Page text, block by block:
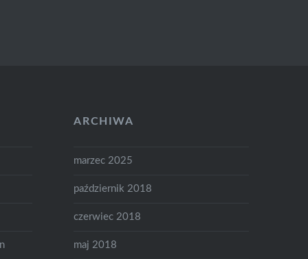
ARCHIWA
marzec 2025
październik 2018
czerwiec 2018
maj 2018